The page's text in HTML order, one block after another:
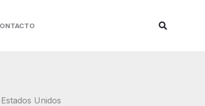
Buscar
Unidos